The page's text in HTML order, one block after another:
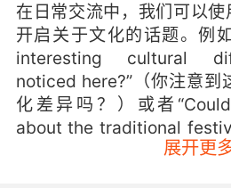
在日常交流中，我们可以
开启关于文化的话题。例
interesting cultural
noticed here?”（你注意到
化差异吗？）或者
about the traditional
（你能多告诉我一些关于这
展开更